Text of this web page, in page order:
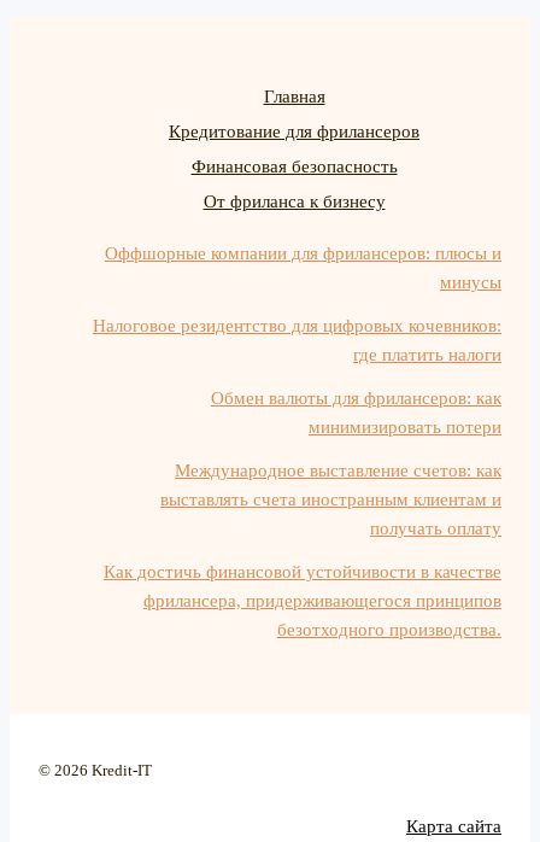
Главная
Кредитование для фрилансеров
Финансовая безопасность
От фриланса к бизнесу
Оффшорные компании для фрилансеров: плюсы и
минусы
Налоговое резидентство для цифровых кочевников:
где платить налоги
Обмен валюты для фрилансеров: как
минимизировать потери
Международное выставление счетов: как
выставлять счета иностранным клиентам и
получать оплату
Как достичь финансовой устойчивости в качестве
фрилансера, придерживающегося принципов
безотходного производства.
© 2026 Kredit-IT
Карта сайта